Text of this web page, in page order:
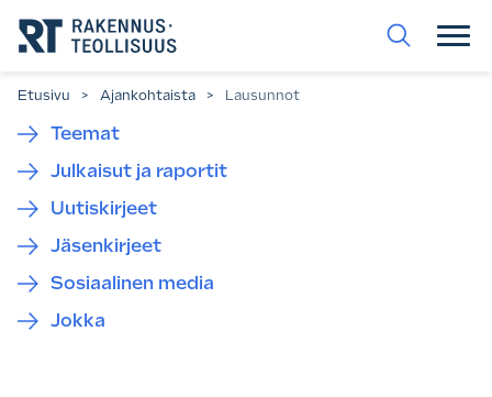
suoraan
sisältöön.
Etusivu > Ajankohtaista > Lausunnot
Teemat
Julkaisut ja raportit
Uutiskirjeet
Jäsenkirjeet
Sosiaalinen media
Jokka